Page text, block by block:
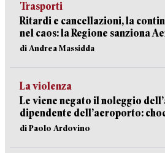
Trasporti
Ritardi e cancellazioni, la
nel caos: la Regione sanziona
di Andrea Massidda
La violenza
Le viene negato il noleggio
dipendente dell’aeroporto:
di Paolo Ardovino